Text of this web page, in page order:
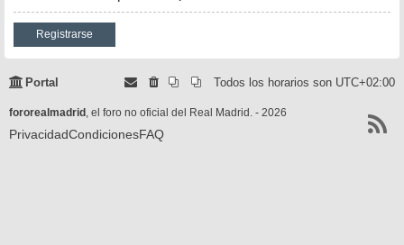
Registrarse
Portal Todos los horarios son UTC+02:00
fororealmadrid , el foro no oficial del Real Madrid. - 2026
PrivacidadCondicionesFAQ